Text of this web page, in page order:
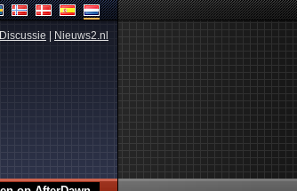
Discussie Nieuws2.nl